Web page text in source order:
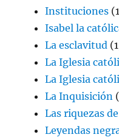
Instituciones
Isabel la
La esclavitud
La Iglesia
La Iglesia
La Inquisición
Las riquezas
Leyendas